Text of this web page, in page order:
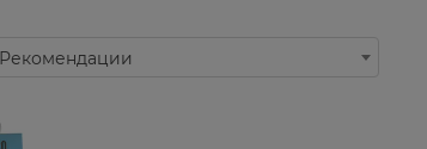
Рекомендации